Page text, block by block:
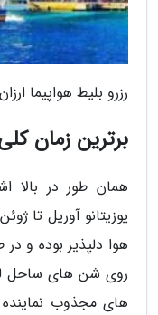
رزرو بلیط هواپیما
برترین زمان کلی
همان طور در بالا
پوزیتانو آوریل تا
هوا دلپذیر بوده و
روی شن های ساحل
های مجذوب